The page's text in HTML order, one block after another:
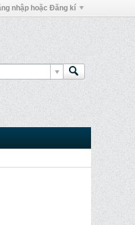
nhập hoặc Đăng kí